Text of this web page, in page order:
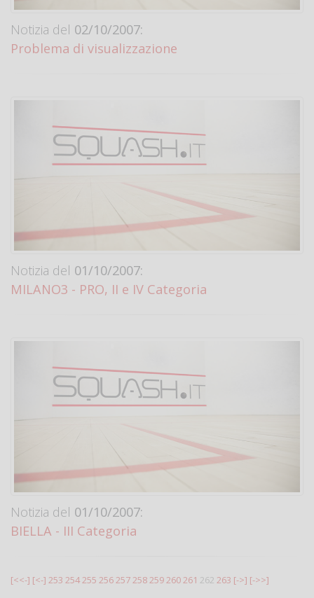
Notizia del 02/10/2007:
Problema di visualizzazione
Notizia del 01/10/2007:
MILANO3 - PRO, II e IV Categoria
Notizia del 01/10/2007:
BIELLA - III Categoria
[<<-] [<-] 253 254255 256257258259260261 262 263 [->] [->>]